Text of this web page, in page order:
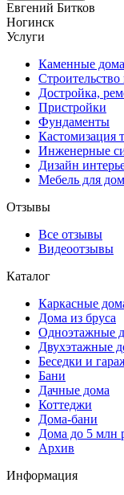
Евгений Битков
Ногинск
Услуги
Каменные дома
Достройка,
Пристройки
Фундаменты
Кастомизация
Инженерные
Дизайн
Мебель для
Отзывы
Все отзывы
Видеоотзывы
Каталог
Каркасные
Дома из бруса
Одноэтажные
Двухэтажные
Беседки и
Бани
Дачные дома
Коттеджи
Дома-бани
Дома до 5 млн
Архив
Информация